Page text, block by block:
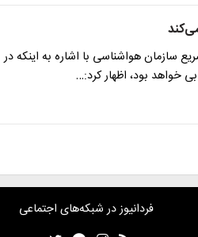
سازمان هواشناسی با اشاره به اینکه در
خواهد بود، اظهار کرد:…
فردانیوز در شبکه‌های اجتماعی